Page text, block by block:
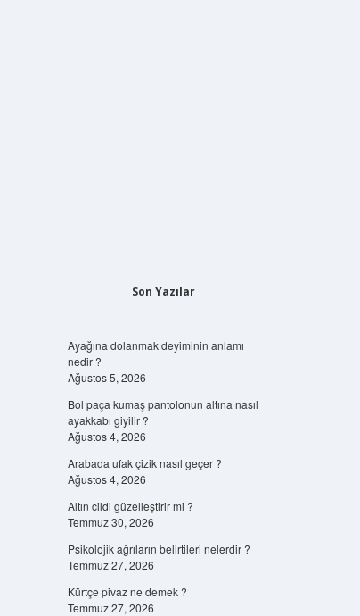
Son Yazılar
Ayağına dolanmak deyiminin anlamı
nedir ?
Ağustos 5, 2026
Bol paça kumaş pantolonun altına nasıl
ayakkabı giyilir ?
Ağustos 4, 2026
Arabada ufak çizik nasıl geçer ?
Ağustos 4, 2026
Altın cildi güzelleştirir mi ?
Temmuz 30, 2026
Psikolojik ağrıların belirtileri nelerdir ?
Temmuz 27, 2026
Kürtçe pivaz ne demek ?
Temmuz 27, 2026